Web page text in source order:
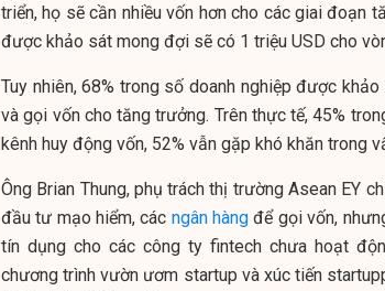
triển, họ sẽ cần nhiều vốn hơn cho các giai đoạn
được khảo sát mong đợi sẽ có 1 triệu USD cho
Tuy nhiên, 68% trong số doanh nghiệp được
và gọi vốn cho tăng trưởng. Trên thực tế, 45%
kênh huy động vốn, 52% vẫn gặp khó khăn trong
Ông Brian Thung, phụ trách thị trường Asean EY
đầu tư mạo hiểm, các ngân hàng để gọi vốn,
tín dụng cho các công ty fintech chưa hoạt
chương trình vườn ươm startup và xúc tiến